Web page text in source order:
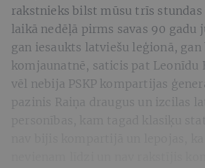
rakstnieks bilst mūsu trīs stundas
laikā nedēļā pirms savas 90 gadu
gan iesaukts latviešu leģionā, gan
komjaunatnē, saticis pat Leonīdu
vēl nebija PSKP kompartijas
pazinis Raiņa draugus un izcilas